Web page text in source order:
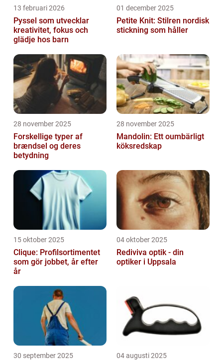
13 februari 2026
Pyssel som utvecklar
kreativitet, fokus och
glädje hos barn
01 december 2025
Petite Knit: Stilren nordisk
stickning som håller
28 november 2025
Forskellige typer af
brændsel og deres
betydning
28 november 2025
Mandolin: Ett oumbärligt
köksredskap
15 oktober 2025
Clique: Profilsortimentet
som gör jobbet, år efter
år
04 oktober 2025
Rediviva optik - din
optiker i Uppsala
30 september 2025 04 augusti 2025